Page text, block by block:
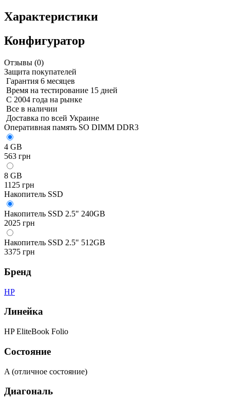
Характеристики
Конфигуратор
Отзывы (0)
Защита покупателей
Гарантия 6 месяцев
Время на тестирование 15 дней
С 2004 года на рынке
Все в наличии
Доставка по всей Украине
Оперативная память SO DIMM DDR3
4 GB
563 грн
8 GB
1125 грн
Накопитель SSD
Накопитель SSD 2.5" 240GB
2025 грн
Накопитель SSD 2.5" 512GB
3375 грн
Бренд
HP
Линейка
HP EliteBook Folio
Состояние
A (отличное состояние)
Диагональ